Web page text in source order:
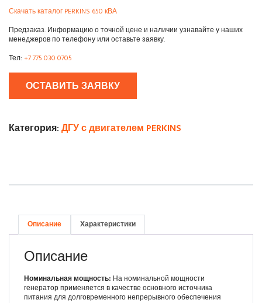
Скачать каталог PERKINS 650 кВА
Предзаказ. Информацию о точной цене и наличии узнавайте у наших
менеджеров по телефону или оставьте заявку.
Тел: +7 775 030 0705
ОСТАВИТЬ ЗАЯВКУ
Категория:ДГУ с двигателем PERKINS
Описание Характеристики
Описание
Номинальная мощность: На номинальной мощности
генератор применяется в качестве основного источника
питания для долговременного непрерывного обеспечения